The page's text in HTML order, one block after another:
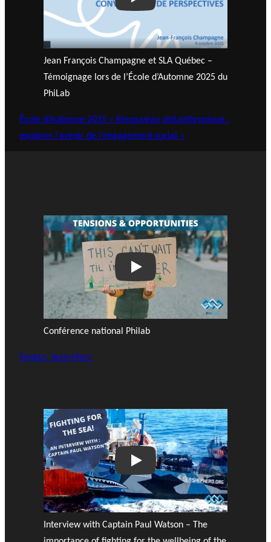
Play
Jean François Champagne et SLA Québec –
Témoignage lors de l’École d’Automne 2025 du
PhiLab
École d’Automne 2025 « Renouveau philanthropique :
explorer l’avenir de l’engagement social »
Play
Conférence national Philab
Fontan, Jean-Marc
Play
Interview with Captain Paul Watson – The